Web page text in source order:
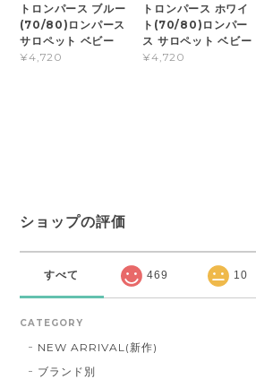
トロンパース ブルー
(70/80)ロンパース
サロペット ベビー
¥4,720
トロンパース ホワイ
ト(70/80)ロンパー
ス サロペット ベビー
¥4,720
ショップの評価
すべて 469 10
CATEGORY
NEW ARRIVAL(新作)
ブランド別